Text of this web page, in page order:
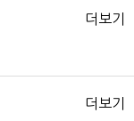
더보기
더보기